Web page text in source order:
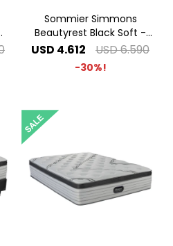
Sommier Simmons
Beautyrest Black Soft -
1.40 x 1.90 2 Plazas
USD 4.612 USD6.590
30